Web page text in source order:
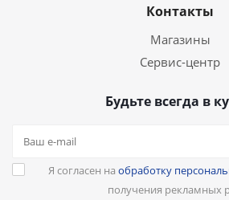
Контакты
Магазины
Сервис-центр
Будьте всегда в
Я согласен на обработку
получения рекламных